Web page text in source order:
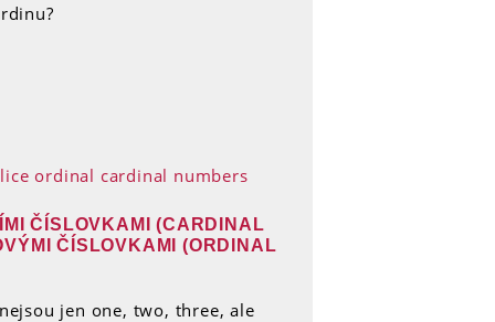
ČÍSLOVKAMI (CARDINAL
ČÍSLOVKAMI (ORDINAL
jen one, two, three, ale